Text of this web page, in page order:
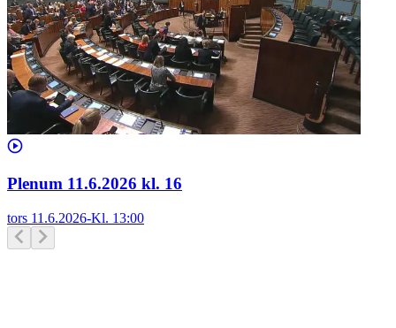
Plenum 11.6.2026 kl. 16
tors 11.6.2026-Kl. 13:00